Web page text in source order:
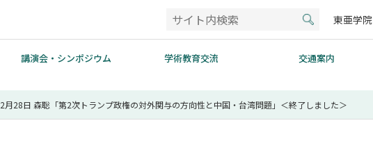
東亜学院
講演会・シンポジウム 学術教育交流 交通案内
2月28日 森聡「第2次トランプ政権の対外関与の方向性と中国・台湾問題」＜終了しました＞